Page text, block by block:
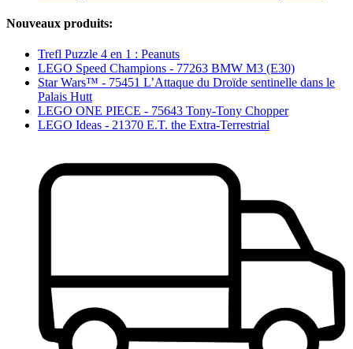
Nouveaux produits:
Trefl Puzzle 4 en 1 : Peanuts
LEGO Speed Champions - 77263 BMW M3 (E30)
Star Wars™ - 75451 L’Attaque du Droïde sentinelle dans le
Palais Hutt
LEGO ONE PIECE - 75643 Tony-Tony Chopper
LEGO Ideas - 21370 E.T. the Extra-Terrestrial